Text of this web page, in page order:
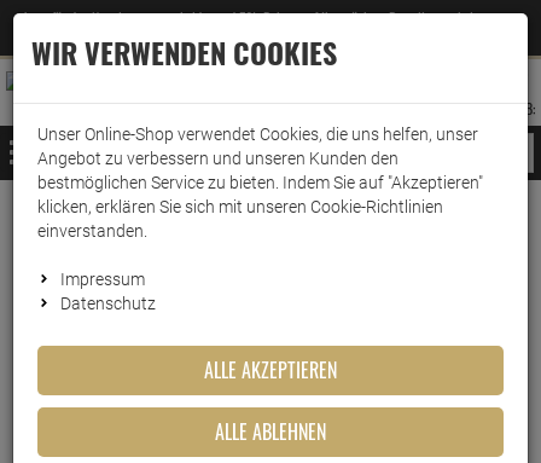
Jetzt für den Newsletter entscheiden und 5% Rabatt auf Ihre nächste Bestellung erhalten
–Zum Newsletter
ANMELDEN
AUFKLAPPEN
MERKZETTEL
WARENKORB:
MENÜ
Weiter einkaufen www.wark24.de Leben & Wohnen
Baumarkt
Sprays & Marker
edding Permanent Spray
Universalgrundierung grau 200
ml
WIR VERWENDEN COOKIES
Unser Online-Shop verwendet Cookies, die uns helfen, unser
Angebot zu verbessern und unseren Kunden den
bestmöglichen Service zu bieten. Indem Sie auf "Akzeptieren"
klicken, erklären Sie sich mit unseren Cookie-Richtlinien
einverstanden.
Impressum
Datenschutz
ALLE AKZEPTIEREN
ALLE ABLEHNEN